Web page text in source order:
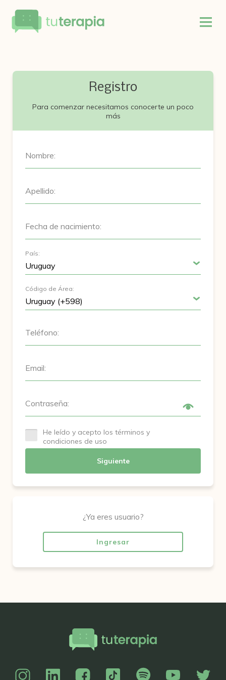
Registro
Para comenzar necesitamos conocerte un poco
más
Nombre:
Apellido:
Fecha de nacimiento:
País:
Código de Área:
Teléfono:
Email:
Contraseña:
He leído y acepto los términos y
condiciones de uso
Siguiente
¿Ya eres usuario?
Ingresar